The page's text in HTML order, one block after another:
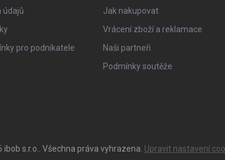
údajů
pro podnikatele
Jak nakupovat
Vrácení zboží a reklamace
Naši partneři
Podmínky soutěže
ibob s.r.o. . Všechna práva vyhrazena. Upravit nastavení